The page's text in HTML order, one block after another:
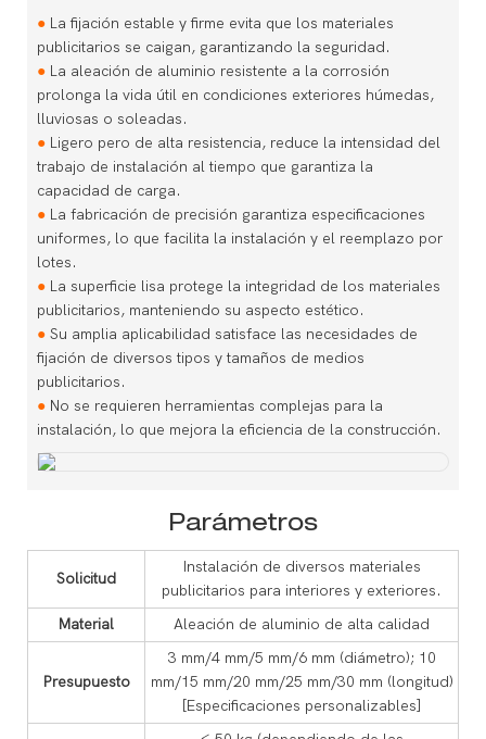
●La fijación estable y firme evita que los materiales
publicitarios se caigan, garantizando la seguridad.
●La aleación de aluminio resistente a la corrosión
prolonga la vida útil en condiciones exteriores húmedas,
lluviosas o soleadas.
●Ligero pero de alta resistencia, reduce la intensidad del
trabajo de instalación al tiempo que garantiza la
capacidad de carga.
●La fabricación de precisión garantiza especificaciones
uniformes, lo que facilita la instalación y el reemplazo por
lotes.
●La superficie lisa protege la integridad de los materiales
publicitarios, manteniendo su aspecto estético.
●Su amplia aplicabilidad satisface las necesidades de
fijación de diversos tipos y tamaños de medios
publicitarios.
●No se requieren herramientas complejas para la
instalación, lo que mejora la eficiencia de la construcción.
Parámetros
Solicitud
Instalación de diversos materiales
publicitarios para interiores y exteriores.
Material
Aleación de aluminio de alta calidad
Presupuesto
3 mm/4 mm/5 mm/6 mm (diámetro); 10
mm/15 mm/20 mm/25 mm/30 mm (longitud)
[Especificaciones personalizables]